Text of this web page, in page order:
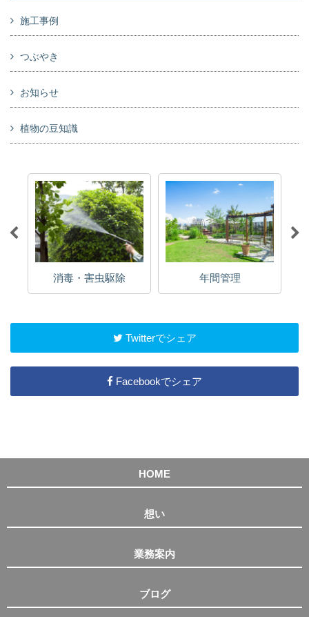
施工事例
つぶやき
お知らせ
植物の豆知識
消毒・害虫駆除 年間管理
Twitterでシェア
Facebookでシェア
HOME
想い
業務案内
ブログ